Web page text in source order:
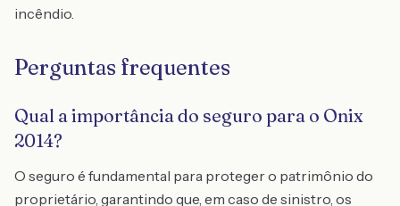
incêndio.
Perguntas frequentes
Qual a importância do seguro para o Onix
2014?
O seguro é fundamental para proteger o patrimônio do
proprietário, garantindo que, em caso de sinistro, os